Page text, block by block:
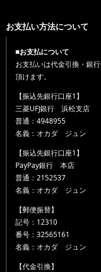
お支払い方法について
■お支払について
お支払いは代金引換・銀
頂けます。
【振込先銀行口座1】
三菱UFJ銀行 浜松支店
普通：4948955
名義：オカダ ジュン
【振込先銀行口座1】
PayPay銀行 本店
普通：2152537
名義：オカダ ジュン
【郵便振替】
記号：12310
番号：32565161
名義：オカダ ジュン
【代金引換】